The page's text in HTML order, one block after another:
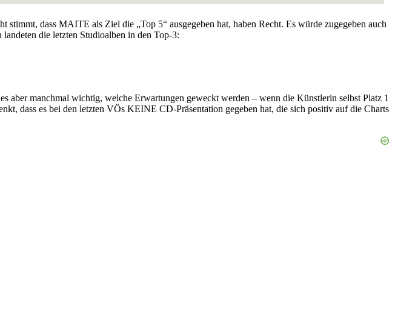
dass MAITE als Ziel die „Top 5“ ausgegeben hat, haben Recht. Es würde zugegeben auch
die letzten Studioalben in den Top-3:
aber manchmal wichtig, welche Erwartungen geweckt werden – wenn die Künstlerin selbst Platz 1
dass es bei den letzten VÖs KEINE CD-Präsentation gegeben hat, die sich positiv auf die Charts